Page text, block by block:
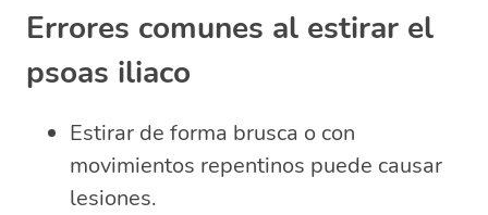
Errores comunes al estirar el
psoas iliaco
Estirar de forma brusca o con
movimientos repentinos puede causar
lesiones.